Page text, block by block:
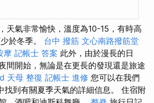
天氣非常愉快，溫度為10-15，有時高
於冬季。 台中 撥筋 文心南路撥筋堂
摩 記帳士 答案 此外，由於漫長的日
間開始，無論是在更長的發現還是旅途
天母 整復 記帳士 進修 您可以在我們
找到有關夏季天氣的詳細信息。 住宿附